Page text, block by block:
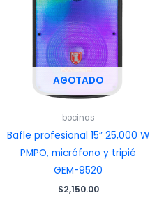
AGOTADO
bocinas
Bafle profesional 15” 25,000 W
PMPO, micrófono y tripié
GEM-9520
$2,150.00